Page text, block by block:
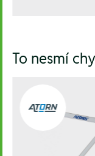
To nesmí